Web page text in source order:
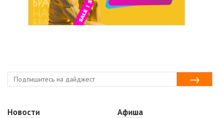
Новости
Афиша